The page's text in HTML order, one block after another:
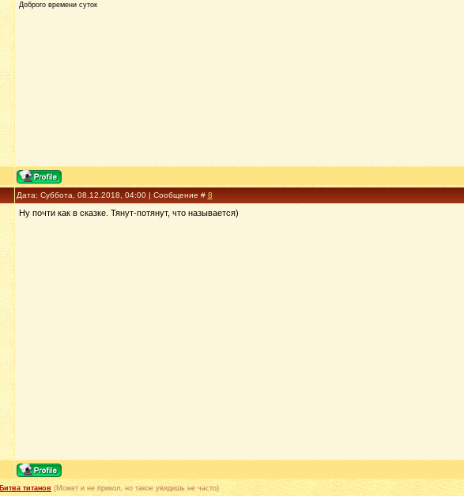
Доброго времени суток
Дата: Суббота, 08.12.2018, 04:00 | Сообщение # 8
Ну почти как в сказке. Тянут-потянут, что называется)
Битва титанов (Может и не прикол, но такое увидишь не часто)